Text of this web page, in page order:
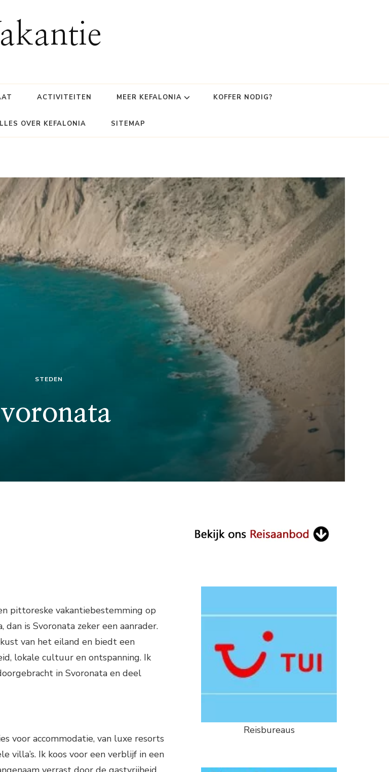
ACTIVITEITEN MEER KEFALONIA KOFFER NODIG?
OVER KEFALONIA SITEMAP
STEDEN
pittoreske vakantiebestemming op
is Svoronata zeker een aanrader.
van het eiland en biedt een
lokale cultuur en ontspanning. Ik
in Svoronata en deel
voor accommodatie, van luxe resorts
villa’s. Ik koos voor een verblijf in een
Reisbureaus